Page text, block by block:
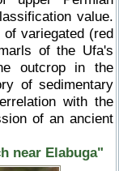
value.
variegated (red
of the Ufa's
outcrop in the
of sedimentary
with the
of an ancient
near Elabuga"